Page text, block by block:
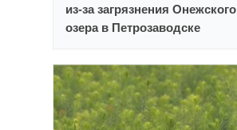
из-за загрязнения Онежского
озера в Петрозаводске